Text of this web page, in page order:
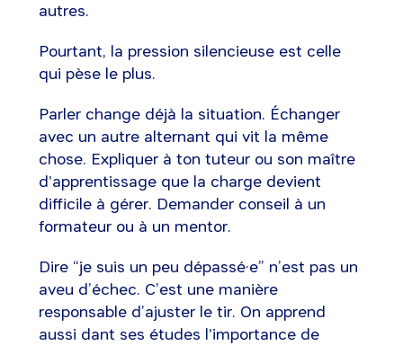
autres.
Pourtant, la pression silencieuse est celle
qui pèse le plus.
Parler change déjà la situation. Échanger
avec un autre alternant qui vit la même
chose. Expliquer à ton tuteur ou son maître
d'apprentissage que la charge devient
difficile à gérer. Demander conseil à un
formateur ou à un mentor.
Dire “je suis un peu dépassé·e” n’est pas un
aveu d’échec. C’est une manière
responsable d’ajuster le tir. On apprend
aussi dant ses études l'importance de